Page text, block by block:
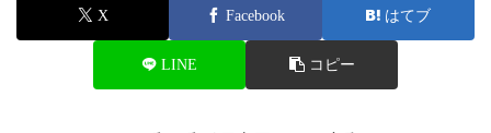
X Facebook はてブ
LINE コピー